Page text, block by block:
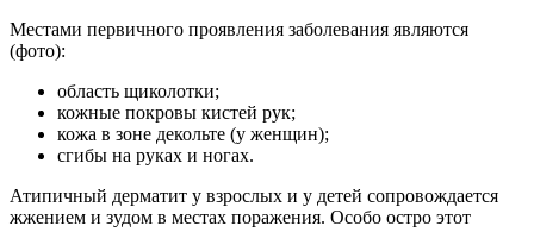
Местами первичного проявления заболевания являются
(фото):
область щиколотки;
кожные покровы кистей рук;
кожа в зоне декольте (у женщин);
сгибы на руках и ногах.
Атипичный дерматит у взрослых и у детей сопровождается
жжением и зудом в местах поражения. Особо остро этот